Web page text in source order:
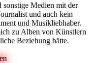
Medien mit der
und auch kein
und Musikliebhaber.
zu Alben von Künstlern
Beziehung hätte.